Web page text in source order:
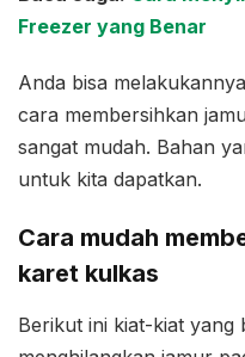
Freezer yang Benar
Anda bisa
cara membersihkan
sangat mudah. Bahan
untuk kita dapatkan.
Cara mudah
karet kulkas
Berikut ini kiat-kiat